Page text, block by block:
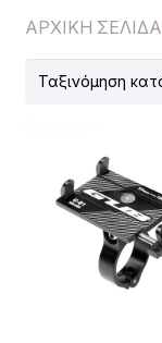
ΑΡΧΙΚΗ ΣΕΛΙΔΑ